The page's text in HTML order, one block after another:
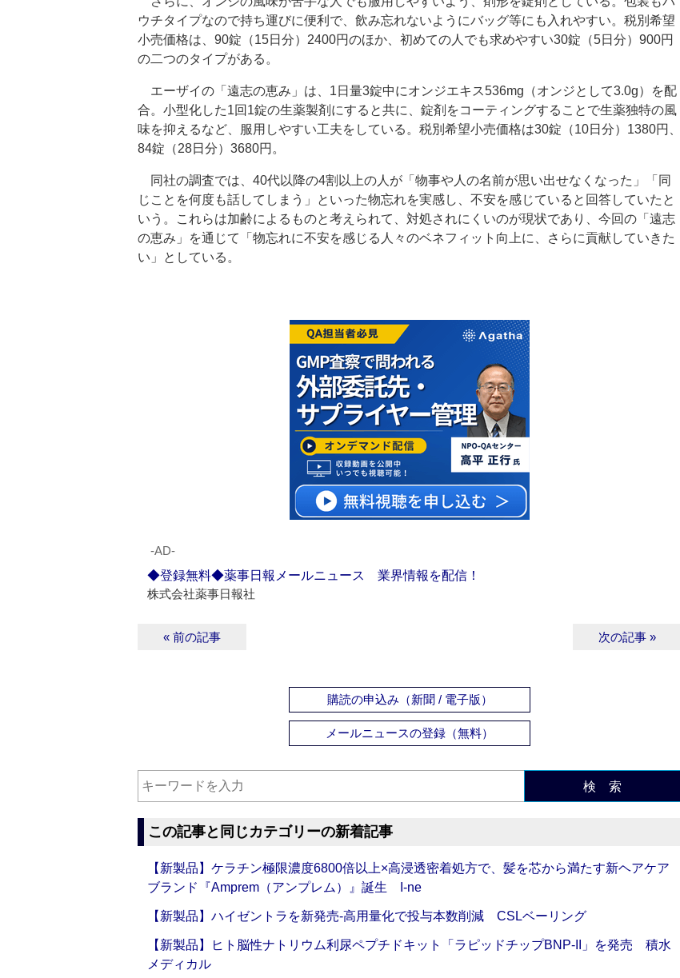
ウチタイプなので持ち運びに便利で、飲み忘れないようにバッグ等にも入れやすい。税別希望
小売価格は、90錠（15日分）2400円のほか、初めての人でも求めやすい30錠（5日分）900円
の二つのタイプがある。
エーザイの「遠志の恵み」は、1日量3錠中にオンジエキス536mg（オンジとして3.0g）を配
合。小型化した1回1錠の生薬製剤にすると共に、錠剤をコーティングすることで生薬独特の風
味を抑えるなど、服用しやすい工夫をしている。税別希望小売価格は30錠（10日分）1380円、
84錠（28日分）3680円。
同社の調査では、40代以降の4割以上の人が「物事や人の名前が思い出せなくなった」「同
じことを何度も話してしまう」といった物忘れを実感し、不安を感じていると回答していたと
いう。これらは加齢によるものと考えられて、対処されにくいのが現状であり、今回の「遠志
の恵み」を通じて「物忘れに不安を感じる人々のベネフィット向上に、さらに貢献していきた
い」としている。
‐AD‐
◆登録無料◆薬事日報メールニュース 業界情報を配信！
株式会社薬事日報社
« 前の記事 次の記事 »
購読の申込み（新聞 / 電子版）
メールニュースの登録（無料）
検 索
この記事と同じカテゴリーの新着記事
【新製品】ケラチン極限濃度6800倍以上×高浸透密着処方で、髪を芯から満たす新ヘアケア
ブランド『Amprem（アンプレム）』誕生 I-ne
【新製品】ハイゼントラを新発売‐高用量化で投与本数削減 CSLベーリング
【新製品】ヒト脳性ナトリウム利尿ペプチドキット「ラピッドチップBNP-II」を発売 積水
メディカル